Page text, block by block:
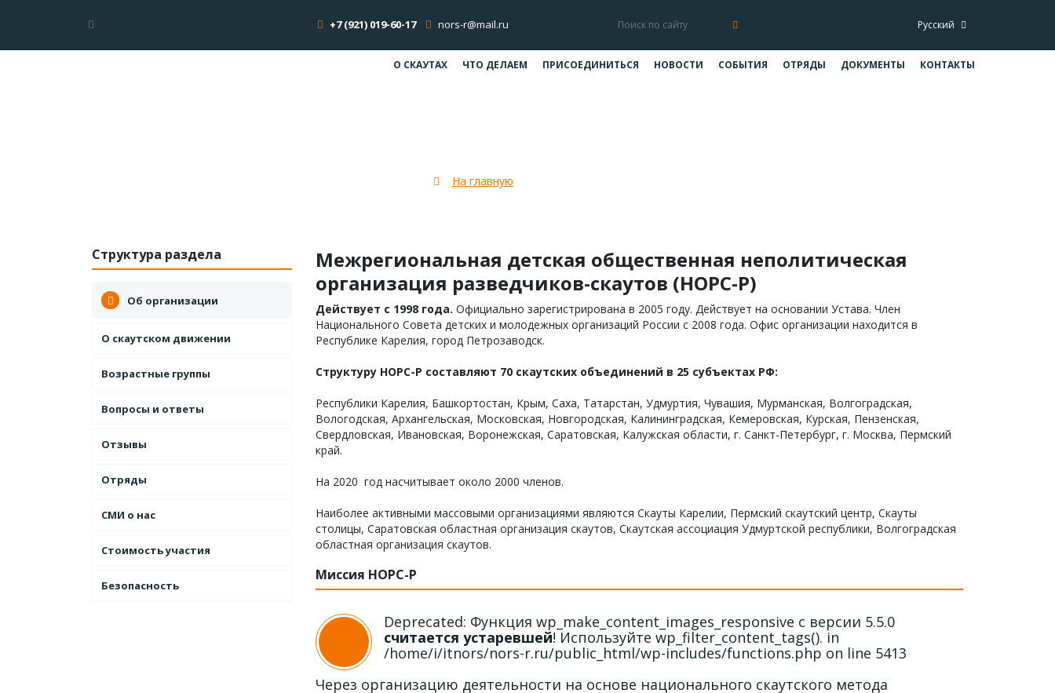
+7 (921) 019-60-17 nors-r@mail.ru Русский
О СКАУТАХ ЧТО ДЕЛАЕМ ПРИСОЕДИНИТЬСЯ НОВОСТИ СОБЫТИЯ ОТРЯДЫ ДОКУМЕНТЫ КОНТАКТЫ
На главную
Структура раздела
Об организации
О скаутском движении
Возрастные группы
Вопросы и ответы
Отзывы
Отряды
СМИ о нас
Стоимость участия
Безопасность
Межрегиональная детская общественная неполитическая
организация разведчиков-скаутов (НОРС-Р)
Действует с 1998 года. Официально зарегистрирована в 2005 году. Действует на основании Устава. Член
Национального Совета детских и молодежных организаций России с 2008 года. Офис организации находится в
Республике Карелия, город Петрозаводск.
Структуру НОРС-Р составляют 70 скаутских объединений в 25 субъектах РФ:
Республики Карелия, Башкортостан, Крым, Саха, Татарстан, Удмуртия, Чувашия, Мурманская, Волгоградская,
Вологодская, Архангельская, Московская, Новгородская, Калининградская, Кемеровская, Курская, Пензенская,
Свердловская, Ивановская, Воронежская, Саратовская, Калужская области, г. Санкт-Петербург, г. Москва, Пермский
край.
На 2020 год насчитывает около 2000 членов.
Наиболее активными массовыми организациями являются Скауты Карелии, Пермский скаутский центр, Скауты
столицы, Саратовская областная организация скаутов, Скаутская ассоциация Удмуртской республики, Волгоградская
областная организация скаутов.
Миссия НОРС-Р
Deprecated: Функция wp_make_content_images_responsive с версии 5.5.0
считается устаревшей! Используйте wp_filter_content_tags(). in
/home/i/itnors/nors-r.ru/public_html/wp-includes/functions.php on line 5413
Через организацию деятельности на основе национального скаутского метода